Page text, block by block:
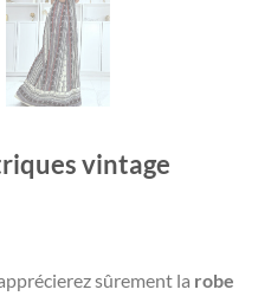
vintage
sûrement la robe